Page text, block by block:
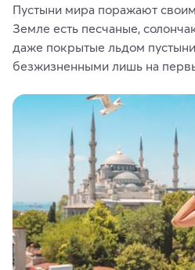
Пустыни мира поражают
Земле есть песчаные,
даже покрытые льдом
безжизненными лишь на
животные и маршруты,
ярких впечатлений от